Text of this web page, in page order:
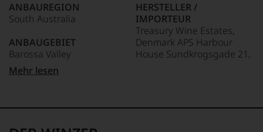
Das
dokumentieren
auch
und
gerade
mit
Medaillen
ANBAUREGION
South Australia
ANBAUGEBIET
Barossa Valley
APPELLATION
REBSORTEN
HERSTELLER /
IMPORTEUR
Treasury Wine Estates,
Denmark APS Harbour
House Sundkrogsgade 21,
Australien
Mehr lesen